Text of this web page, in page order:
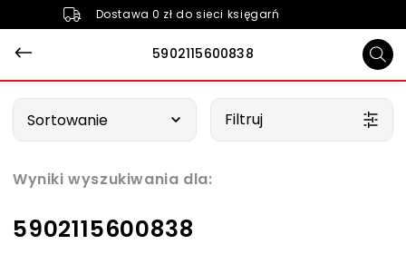
Dostawa 0 zł do sieci księgarń
5902115600838
Wyniki wyszukiwania dla:
5902115600838
Sortowanie Filtruj